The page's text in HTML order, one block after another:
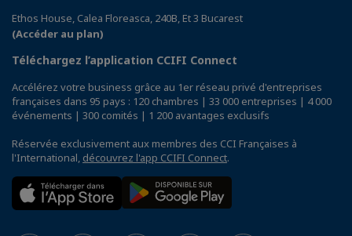
Ethos House, Calea Floreasca, 240B, Et 3 Bucarest
(Accéder au plan)
Téléchargez l’application CCIFI Connect
Accélérez votre business grâce au 1er réseau privé d'entreprises
françaises dans 95 pays : 120 chambres | 33 000 entreprises | 4 000
événements | 300 comités | 1 200 avantages exclusifs
Réservée exclusivement aux membres des CCI Françaises à
l'International, découvrez l'app CCIFI Connect.